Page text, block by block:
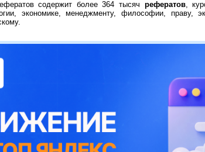
содержит более 364 тысяч рефератов,
экономике, менеджменту, философии, праву,